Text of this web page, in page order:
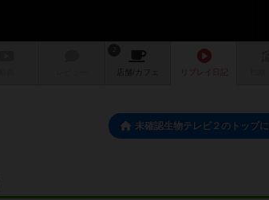
店舗/ カフェ
未確認生物テレビ２のトップ